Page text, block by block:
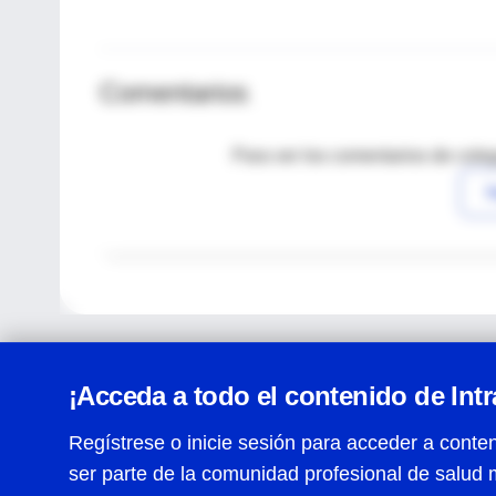
Comentarios
Para ver los comentarios de
¡Acceda a todo el contenido de
Regístrese o inicie sesión para acceder a
ser parte de la comunidad profesional de salud
Centro de Ayuda